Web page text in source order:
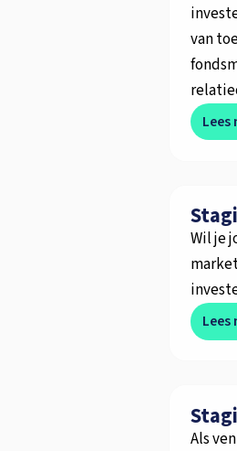
van
Lees
Wil je
Lees
Als